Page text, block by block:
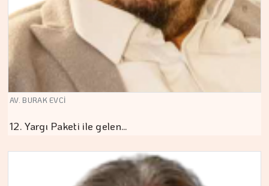
AV. BURAK EVCİ
12. Yargı Paketi ile gelen…